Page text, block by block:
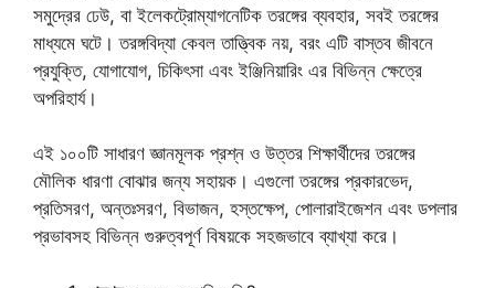
সমুদ্রের ঢেউ, বা ইলেকট্রোম্যাগনেটিক তরঙ্গের ব্যবহার, সবই তরঙ্গের
মাধ্যমে ঘটে। তরঙ্গবিদ্যা কেবল তাত্ত্বিক নয়, বরং এটি বাস্তব জীবনে
প্রযুক্তি, যোগাযোগ, চিকিৎসা এবং ইঞ্জিনিয়ারিং এর বিভিন্ন ক্ষেত্রে
অপরিহার্য।
এই ১০০টি সাধারণ জ্ঞানমূলক প্রশ্ন ও উত্তর শিক্ষার্থীদের তরঙ্গের
মৌলিক ধারণা বোঝার জন্য সহায়ক। এগুলো তরঙ্গের প্রকারভেদ,
প্রতিসরণ, অন্তঃসরণ, বিভাজন, হস্তক্ষেপ, পোলারাইজেশন এবং ডপলার
প্রভাবসহ বিভিন্ন গুরুত্বপূর্ণ বিষয়কে সহজভাবে ব্যাখ্যা করে।